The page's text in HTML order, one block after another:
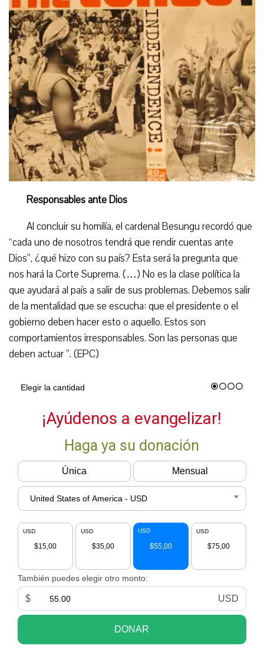
Responsablesante Dios
Al concluir su homilía, el cardenal Besungu recordó que
“cada uno de nosotros tendrá que rendir cuentas ante
Dios”, ¿qué hizo con su país? Esta será la pregunta que
nos hará la Corte Suprema. (…) No es la clase política la
que ayudará al país a salir de sus problemas. Debemos salir
de la mentalidad que se escucha: que el presidente o el
gobierno deben hacer esto o aquello. Estos son
comportamientos irresponsables. Son las personas que
deben actuar ”. (EPC)